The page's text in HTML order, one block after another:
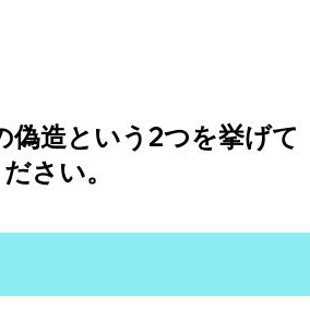
造という2つを挙げて
さい。